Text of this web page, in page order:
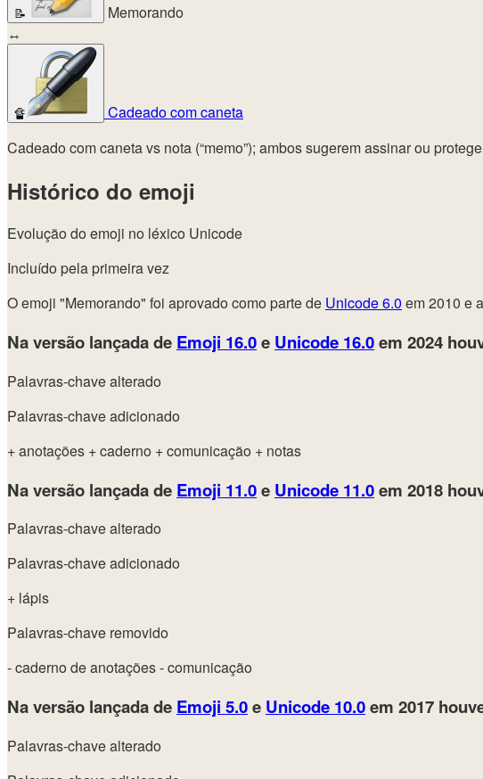
📝
Memorando
↔
🔏
Cadeado com caneta
Cadeado com caneta vs nota (“memo”); ambos sugerem assinar ou
Histórico do emoji
Evolução do emoji no léxico Unicode
Incluído pela primeira vez
O emoji "Memorando" foi aprovado como parte de Unicode 6.0 em 2010 e
Na versão lançada de Emoji 16.0e Unicode 16.0em 2024
Palavras-chave alterado
Palavras-chave adicionado
+ anotações + caderno + comunicação + notas
Na versão lançada de Emoji 11.0e Unicode 11.0em 2018
Palavras-chave alterado
Palavras-chave adicionado
+ lápis
Palavras-chave removido
- caderno de anotações- comunicação
Na versão lançada de Emoji 5.0e Unicode 10.0em 2017
Palavras-chave alterado